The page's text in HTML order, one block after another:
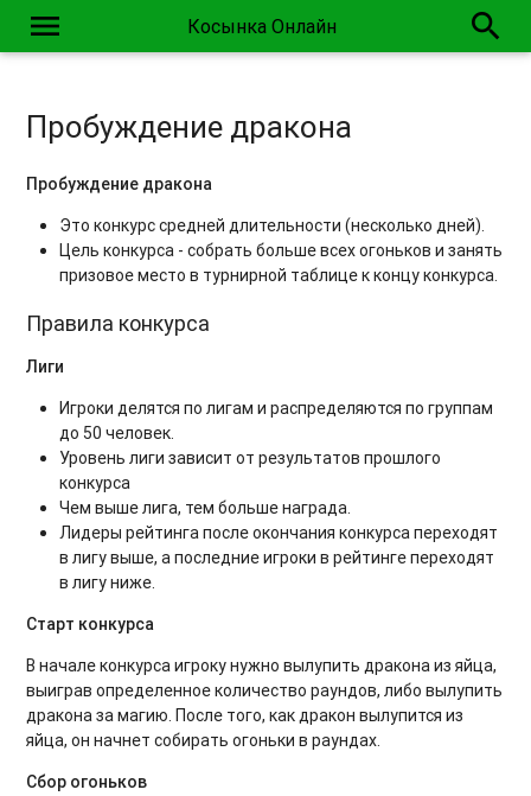
menu Косынка Онлайн search
Пробуждение дракона
Пробуждение дракона
Это конкурс средней длительности (несколько дней).
Цель конкурса - собрать больше всех огоньков и занять
призовое место в турнирной таблице к концу конкурса.
Правила конкурса
Лиги
Игроки делятся по лигам и распределяются по группам
до 50 человек.
Уровень лиги зависит от результатов прошлого
конкурса
Чем выше лига, тем больше награда.
Лидеры рейтинга после окончания конкурса переходят
в лигу выше, а последние игроки в рейтинге переходят
в лигу ниже.
Старт конкурса
В начале конкурса игроку нужно вылупить дракона из яйца,
выиграв определенное количество раундов, либо вылупить
дракона за магию. После того, как дракон вылупится из
яйца, он начнет собирать огоньки в раундах.
Сбор огоньков